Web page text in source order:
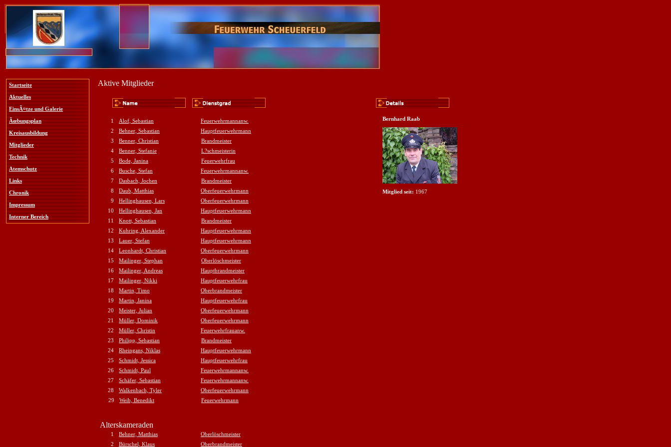
Startseite
Aktuelles
EinsÃ¤tze und Galerie
Ãœbungsplan
Kreisausbildung
Mitglieder
Technik
Atemschutz
Links
Chronik
Impressum
Interner Bereich
Aktive Mitglieder
1 Alof, Sebastian
Feuerwehrmannanw.
2
Behner, Sebastian
Hauptfeuerwehrmann
3
Benner, Christian
Brandmeister
4
Benner, Stefanie
L?schmeisterin
5
Bode, Janina
Feuerwehrfrau
6
Busche, Stefan
Feuerwehrmannanw.
7
Dasbach, Jochen
Brandmeister
8
Daub, Matthias
Oberfeuerwehrmann
9
Hellinghausen, Lars
Oberfeuerwehrmann
10
Hellinghausen, Jan
Hauptfeuerwehrmann
11
Knott, Sebastian
Brandmeister
12
Kuhring, Alexander
Hauptfeuerwehrmann
13
Lauer, Stefan
Hauptfeuerwehrmann
14
Leonhardt, Christian
Oberfeuerwehrmann
15
Mailinger, Stephan
Oberlöschmeister
16
Mailinger, Andreas
Hauptbrandmeister
17
Mailinger, Nikki
Hauptfeuerwehrfrau
18
Martin, Timo
Oberbrandmeister
19
Martin, Janina
Hauptfeuerwehrfrau
20
Meister, Julian
Oberfeuerwehrmann
21
Müller, Dominik
Oberfeuerwehrmann
22
Müller, Christin
Feuerwehrfrauanw.
23
Philipp, Sebastian
Brandmeister
24
Rheingans, Niklas
Hauptfeuerwehrmann
25
Schmidt, Jessica
Hauptfeuerwehrfrau
26
Schmidt, Paul
Feuerwehrmannanw.
27
Schäfer, Sebastian
Feuerwehrmannanw.
28
Walkenbach, Tyler
Oberfeuerwehrmann
29
Weib, Benedikt Feuerwehrmann
Alterskameraden
1 Behner, Matthias
Oberlöschmeister
2
Bürschel, Klaus Oberbrandmeister
Bernhard Raab
Mitglied seit: 1967